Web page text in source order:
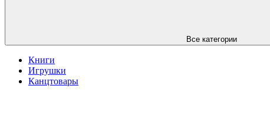
Все категории
Книги
Игрушки
Канцтовары